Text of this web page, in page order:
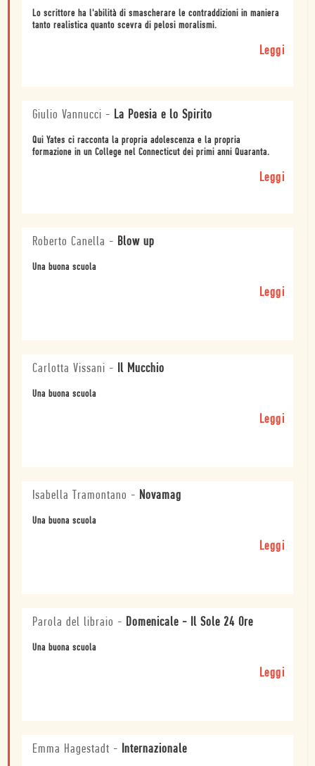
Lo scrittore ha l'abilità di smascherare le contraddizioni in maniera
tanto realistica quanto scevra di pelosi moralismi.
Leggi
Giulio Vannucci - La Poesia e lo Spirito
Qui Yates ci racconta la propria adolescenza e la propria
formazione in un College nel Connecticut dei primi anni Quaranta.
Leggi
Roberto Canella - Blow up
Una buona scuola
Leggi
Carlotta Vissani - Il Mucchio
Una buona scuola
Leggi
Isabella Tramontano - Novamag
Una buona scuola
Leggi
Parola del libraio - Domenicale - Il Sole 24 Ore
Una buona scuola
Leggi
Emma Hagestadt - Internazionale